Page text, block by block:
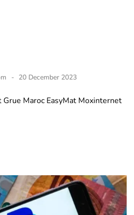
20 December 2023
Maroc EasyMat Moxinternet